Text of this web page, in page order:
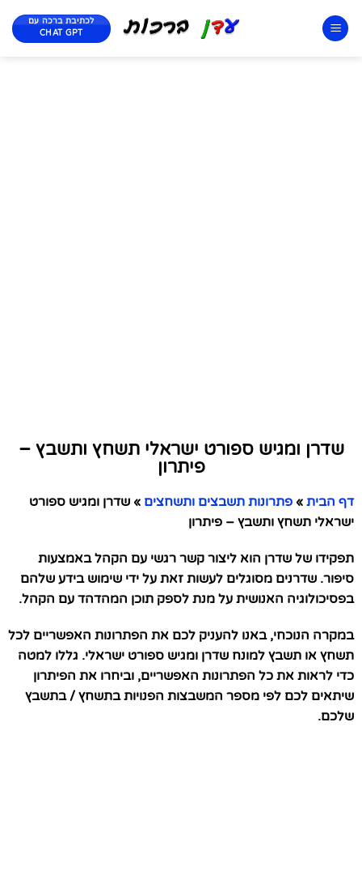
לכתיבת ברכה עם
CHAT GPT
שדרן ומגיש ספורט ישראלי תשחץ ותשבץ –
פיתרון
דף הבית » פתרונות תשבצים ותשחצים » שדרן ומגיש ספורט
ישראלי תשחץ ותשבץ – פיתרון
תפקידו של שדרן הוא ליצור קשר רגשי עם הקהל באמצעות
סיפור. שדרנים מסוגלים לעשות זאת על ידי שימוש בידע שלהם
בפסיכולוגיה האנושית על מנת לספק תוכן המהדהד עם הקהל.
במקרה הנוכחי, באנו להעניק לכם את הפתרונות האפשריים לכל
תשחץ או תשבץ למונח שדרן ומגיש ספורט ישראלי. גללו למטה
כדי לראות את כל הפתרונות האפשריים, וביחרו את הפיתרון
שיתאים לכם לפי מספר המשבצות הפנויות בתשחץ / בתשבץ
שלכם.